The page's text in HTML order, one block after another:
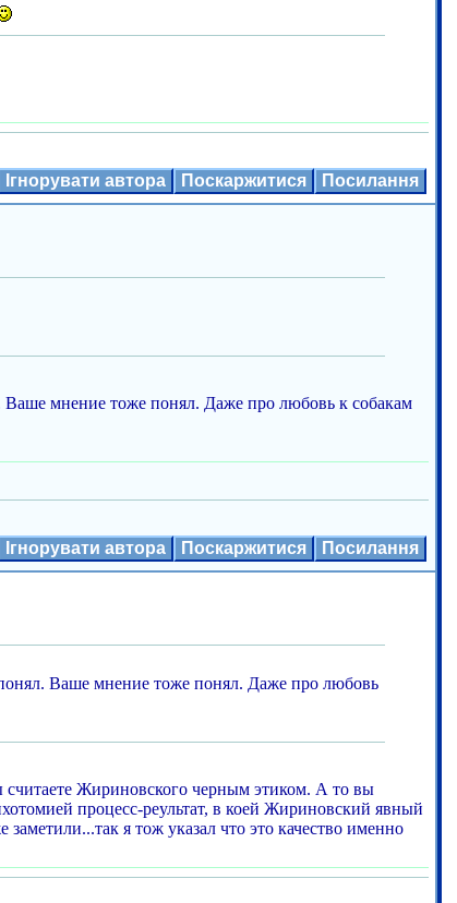
Ігнорувати автора Поскаржитися Посилання
мнение тоже понял. Даже про любовь к собакам
Ігнорувати автора Поскаржитися Посилання
Ваше мнение тоже понял. Даже про любовь
Жириновского черным этиком. А то вы
процесс-реультат, в коей Жириновский явный
я тож указал что это качество именно